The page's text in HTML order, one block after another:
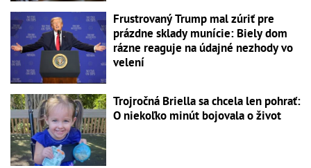
Frustrovaný Trump mal zúriť pre
prázdne sklady munície: Biely dom
rázne reaguje na údajné nezhody vo
velení
Trojročná Briella sa chcela len pohrať:
O niekoľko minút bojovala o život